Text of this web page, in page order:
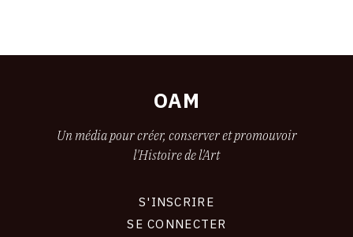
OAM
Un média pour créer, conserver et promouvoir
l'Histoire de l'Art
S'INSCRIRE
SE CONNECTER